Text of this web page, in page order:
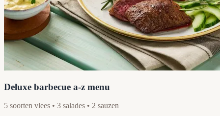
Deluxe barbecue a-z menu
5 soorten vlees • 3 salades • 2 sauzen